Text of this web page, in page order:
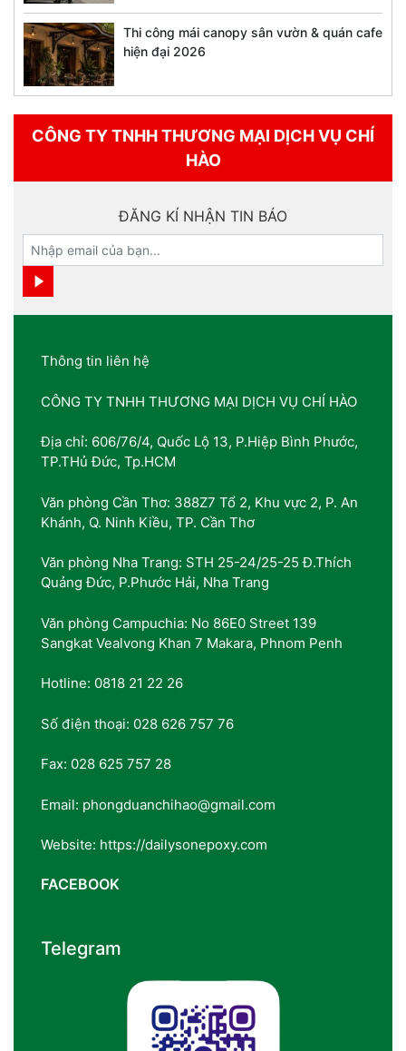
Thi công mái canopy sân vườn & quán cafe
hiện đại 2026
CÔNG TY TNHH THƯƠNG MẠI DỊCH VỤ CHÍ
HÀO
ĐĂNG KÍ NHẬN TIN BÁO
Thông tin liên hệ
CÔNG TY TNHH THƯƠNG MẠI DỊCH VỤ CHÍ HÀO
Địa chỉ: 606/76/4, Quốc Lộ 13, P.Hiệp Bình Phước,
TP.THủ Đức, Tp.HCM
Văn phòng Cần Thơ: 388Z7 Tổ 2, Khu vực 2, P. An
Khánh, Q. Ninh Kiều, TP. Cần Thơ
Văn phòng Nha Trang: STH 25-24/25-25 Đ.Thích
Quảng Đức, P.Phước Hải, Nha Trang
Văn phòng Campuchia: No 86E0 Street 139
Sangkat Vealvong Khan 7 Makara, Phnom Penh
Hotline: 0818 21 22 26
Số điện thoại: 028 626 757 76
Fax: 028 625 757 28
Email: phongduanchihao@gmail.com
Website: https://dailysonepoxy.com
FACEBOOK
Telegram